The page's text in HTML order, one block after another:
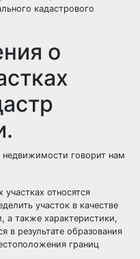
кадастрового
о
недвижимости говорит нам
относятся
участок в качестве
а также характеристики,
в результате образования
границ